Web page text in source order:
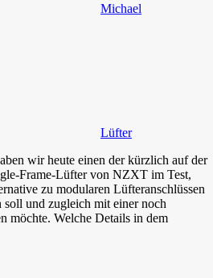
Michael
Lüfter
wir heute einen der kürzlich auf der
Frame-Lüfter von NZXT im Test,
zu modularen Lüfteranschlüssen
und zugleich mit einer noch
möchte. Welche Details in dem